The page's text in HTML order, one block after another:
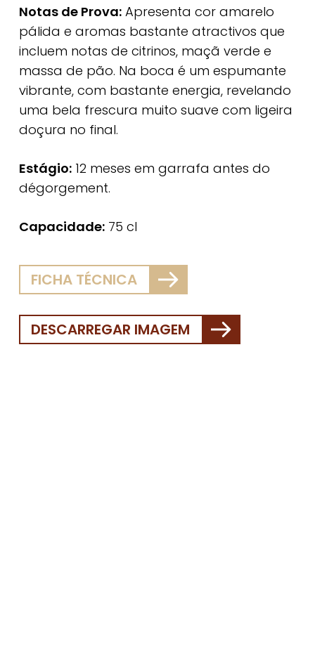
Notas de Prova:Apresenta cor amarelo
pálida e aromas bastante atractivos que
incluem notas de citrinos, maçã verde e
massa de pão. Na boca é um espumante
vibrante, com bastante energia, revelando
uma bela frescura muito suave com ligeira
doçura no final.
Estágio:12 meses em garrafa antes do
dégorgement.
Capacidade:75 cl
FICHA TÉCNICA
DESCARREGAR IMAGEM